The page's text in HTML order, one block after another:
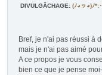
DIVULGÂCHAGE: (ﾉ◕ヮ◕)ﾉ*:
Bref, je n'ai pas réussi à
mais je n'ai pas aimé
A ce propos je vous
bien ce que je pense